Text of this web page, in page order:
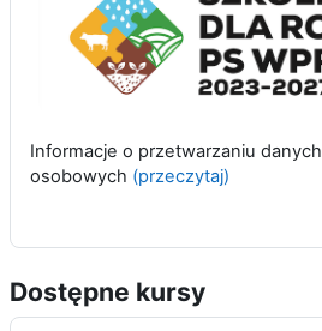
Informacje o przetwarzaniu danych
osobowych (przeczytaj)
Dostępne kursy